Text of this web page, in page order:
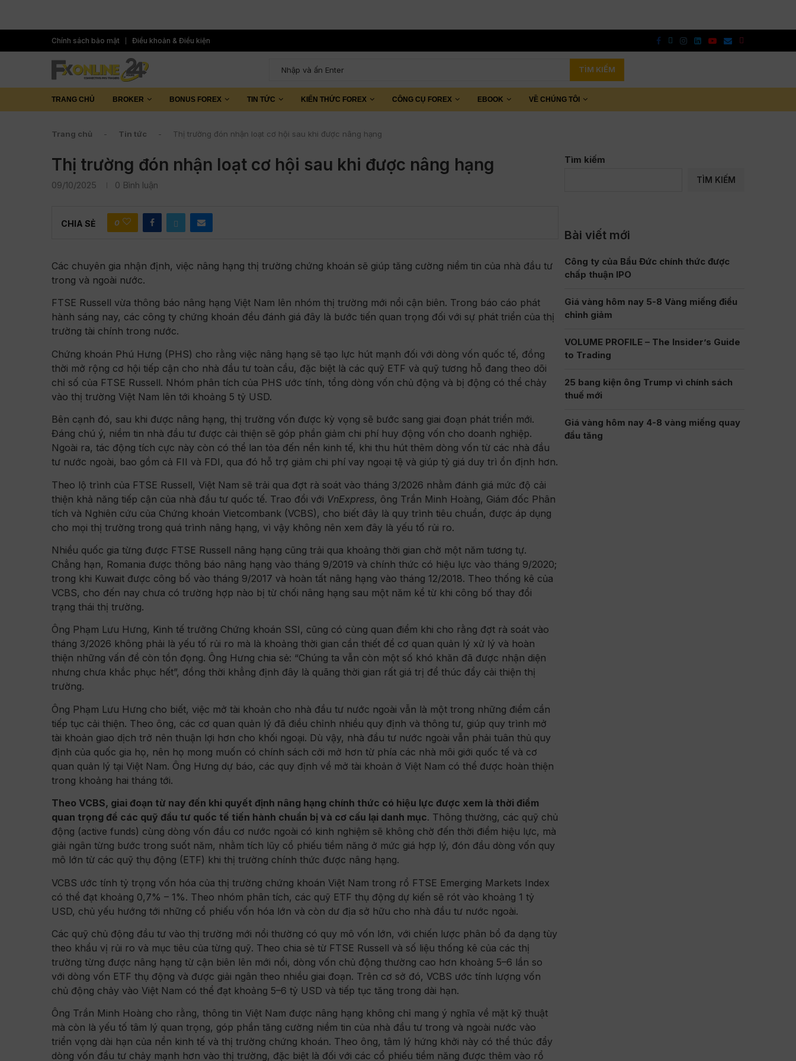
Chính sách bảo mật Điều khoản & Điều kiện
TÌM KIẾM
TRANG CHỦ BROKER BONUS FOREX TIN TỨC KIẾN THỨC FOREX CÔNG CỤ FOREX EBOOK VỀ CHÚNG TÔI
Trang chủ - Tin tức - Thị trường đón nhận loạt cơ hội sau khi được nâng hạng
Thị trường đón nhận loạt cơ hội sau khi được nâng hạng
09/10/2025 0 Bình luận
CHIA SẺ 0
Các chuyên gia nhận định, việc nâng hạng thị trường chứng khoán sẽ giúp tăng cường niềm tin của nhà đầu tư
trong và ngoài nước.
FTSE Russell vừa thông báo nâng hạng Việt Nam lên nhóm thị trường mới nổi cận biên. Trong báo cáo phát
hành sáng nay, các công ty chứng khoán đều đánh giá đây là bước tiến quan trọng đối với sự phát triển của thị
trường tài chính trong nước.
Chứng khoán Phú Hưng (PHS) cho rằng việc nâng hạng sẽ tạo lực hút mạnh đối với dòng vốn quốc tế, đồng
thời mở rộng cơ hội tiếp cận cho nhà đầu tư toàn cầu, đặc biệt là các quỹ ETF và quỹ tương hỗ đang theo dõi
chỉ số của FTSE Russell. Nhóm phân tích của PHS ước tính, tổng dòng vốn chủ động và bị động có thể chảy
vào thị trường Việt Nam lên tới khoảng 5 tỷ USD.
Bên cạnh đó, sau khi được nâng hạng, thị trường vốn được kỳ vọng sẽ bước sang giai đoạn phát triển mới.
Đáng chú ý, niềm tin nhà đầu tư được cải thiện sẽ góp phần giảm chi phí huy động vốn cho doanh nghiệp.
Ngoài ra, tác động tích cực này còn có thể lan tỏa đến nền kinh tế, khi thu hút thêm dòng vốn từ các nhà đầu
tư nước ngoài, bao gồm cả FII và FDI, qua đó hỗ trợ giảm chi phí vay ngoại tệ và giúp tỷ giá duy trì ổn định hơn.
Theo lộ trình của FTSE Russell, Việt Nam sẽ trải qua đợt rà soát vào tháng 3/2026 nhằm đánh giá mức độ cải
thiện khả năng tiếp cận của nhà đầu tư quốc tế. Trao đổi với VnExpress, ông Trần Minh Hoàng, Giám đốc Phân
tích và Nghiên cứu của Chứng khoán Vietcombank (VCBS), cho biết đây là quy trình tiêu chuẩn, được áp dụng
cho mọi thị trường trong quá trình nâng hạng, vì vậy không nên xem đây là yếu tố rủi ro.
Nhiều quốc gia từng được FTSE Russell nâng hạng cũng trải qua khoảng thời gian chờ một năm tương tự.
Chẳng hạn, Romania được thông báo nâng hạng vào tháng 9/2019 và chính thức có hiệu lực vào tháng 9/2020;
trong khi Kuwait được công bố vào tháng 9/2017 và hoàn tất nâng hạng vào tháng 12/2018. Theo thống kê của
VCBS, cho đến nay chưa có trường hợp nào bị từ chối nâng hạng sau một năm kể từ khi công bố thay đổi
trạng thái thị trường.
Ông Phạm Lưu Hưng, Kinh tế trưởng Chứng khoán SSI, cũng có cùng quan điểm khi cho rằng đợt rà soát vào
tháng 3/2026 không phải là yếu tố rủi ro mà là khoảng thời gian cần thiết để cơ quan quản lý xử lý và hoàn
thiện những vấn đề còn tồn đọng. Ông Hưng chia sẻ: “Chúng ta vẫn còn một số khó khăn đã được nhận diện
nhưng chưa khắc phục hết”, đồng thời khẳng định đây là quãng thời gian rất giá trị để thúc đẩy cải thiện thị
trường.
Ông Phạm Lưu Hưng cho biết, việc mở tài khoản cho nhà đầu tư nước ngoài vẫn là một trong những điểm cần
tiếp tục cải thiện. Theo ông, các cơ quan quản lý đã điều chỉnh nhiều quy định và thông tư, giúp quy trình mở
tài khoản giao dịch trở nên thuận lợi hơn cho khối ngoại. Dù vậy, nhà đầu tư nước ngoài vẫn phải tuân thủ quy
định của quốc gia họ, nên họ mong muốn có chính sách cởi mở hơn từ phía các nhà môi giới quốc tế và cơ
quan quản lý tại Việt Nam. Ông Hưng dự báo, các quy định về mở tài khoản ở Việt Nam có thể được hoàn thiện
trong khoảng hai tháng tới.
Theo VCBS, giai đoạn từ nay đến khi quyết định nâng hạng chính thức có hiệu lực được xem là thời điểm
quan trọng để các quỹ đầu tư quốc tế tiến hành chuẩn bị và cơ cấu lại danh mục. Thông thường, các quỹ chủ
động (active funds) cùng dòng vốn đầu cơ nước ngoài có kinh nghiệm sẽ không chờ đến thời điểm hiệu lực, mà
giải ngân từng bước trong suốt năm, nhằm tích lũy cổ phiếu tiềm năng ở mức giá hợp lý, đón đầu dòng vốn quy
mô lớn từ các quỹ thụ động (ETF) khi thị trường chính thức được nâng hạng.
VCBS ước tính tỷ trọng vốn hóa của thị trường chứng khoán Việt Nam trong rổ FTSE Emerging Markets Index
có thể đạt khoảng 0,7% – 1%. Theo nhóm phân tích, các quỹ ETF thụ động dự kiến sẽ rót vào khoảng 1 tỷ
USD, chủ yếu hướng tới những cổ phiếu vốn hóa lớn và còn dư địa sở hữu cho nhà đầu tư nước ngoài.
Các quỹ chủ động đầu tư vào thị trường mới nổi thường có quy mô vốn lớn, với chiến lược phân bổ đa dạng tùy
theo khẩu vị rủi ro và mục tiêu của từng quỹ. Theo chia sẻ từ FTSE Russell và số liệu thống kê của các thị
trường từng được nâng hạng từ cận biên lên mới nổi, dòng vốn chủ động thường cao hơn khoảng 5–6 lần so
với dòng vốn ETF thụ động và được giải ngân theo nhiều giai đoạn. Trên cơ sở đó, VCBS ước tính lượng vốn
chủ động chảy vào Việt Nam có thể đạt khoảng 5–6 tỷ USD và tiếp tục tăng trong dài hạn.
Ông Trần Minh Hoàng cho rằng, thông tin Việt Nam được nâng hạng không chỉ mang ý nghĩa về mặt kỹ thuật
mà còn là yếu tố tâm lý quan trọng, góp phần tăng cường niềm tin của nhà đầu tư trong và ngoài nước vào
triển vọng dài hạn của nền kinh tế và thị trường chứng khoán. Theo ông, tâm lý hứng khởi này có thể thúc đẩy
dòng vốn đầu tư chảy mạnh hơn vào thị trường, đặc biệt là đối với các cổ phiếu tiềm năng được thêm vào rổ
Tìm kiếm
TÌM KIẾM
Bài viết mới
Công ty của Bầu Đức chính thức được
chấp thuận IPO
Giá vàng hôm nay 5-8 Vàng miếng điều
chỉnh giảm
VOLUME PROFILE – The Insider’s Guide
to Trading
25 bang kiện ông Trump vì chính sách
thuế mới
Giá vàng hôm nay 4-8 vàng miếng quay
đầu tăng